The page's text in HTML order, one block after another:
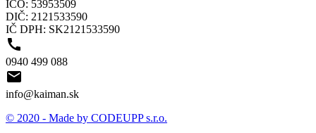
IČO: 53953509
DIČ: 2121533590
IČ DPH: SK2121533590

0940 499 088

info@kaiman.sk
© 2020 - Made by CODEUPP s.r.o.